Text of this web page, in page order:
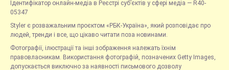
Ідентифікатор онлайн-медіа в Реєстрі суб’єктів у сфері медіа — R40-
05347
Styler є розважальним проєктом «РБК-Україна», який розповідає про
людей, тренди і все, що цікаво читати поза новинами.
Фотографії, ілюстрації та інші зображення належать їхнім
правовласникам. Використання фотографій, позначених Getty Images,
допускається виключно за наявності письмового дозволу